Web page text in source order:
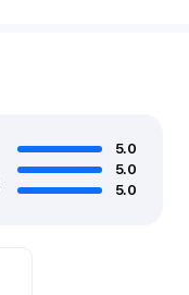
5.0
5.0
5.0